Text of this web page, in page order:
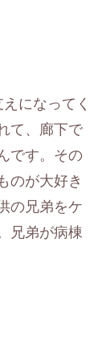
になってく
て、廊下で
です。その
のが大好き
の兄弟をケ
兄弟が病棟